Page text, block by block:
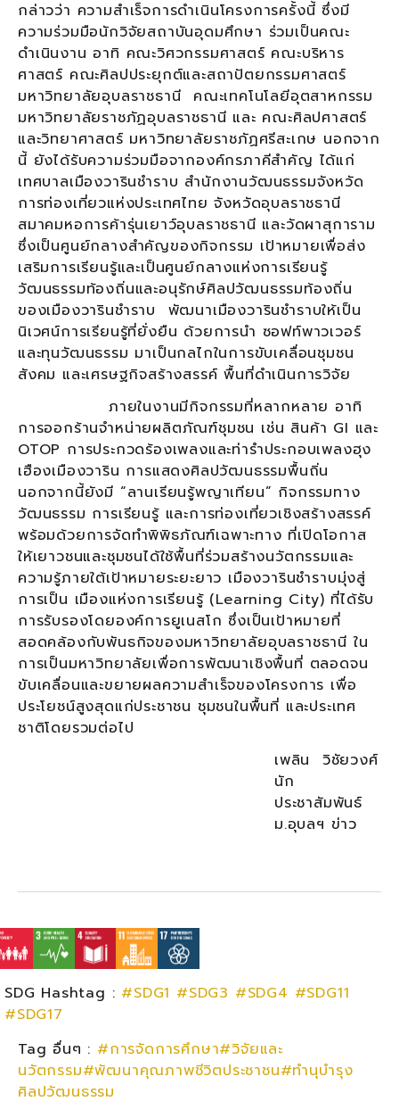
กล่าวว่า ความสำเร็จการดำเนินโครงการครั้งนี้ ซึ่งมี
ความร่วมมือนักวิจัยสถาบันอุดมศึกษา ร่วมเป็นคณะ
ดำเนินงาน อาทิ คณะวิศวกรรมศาสตร์ คณะบริหาร
ศาสตร์ คณะศิลปประยุกต์และสถาปัตยกรรมศาสตร์
มหาวิทยาลัยอุบลราชธานี คณะเทคโนโลยีอุตสาหกรรม
มหาวิทยาลัยราชภัฏอุบลราชธานี และ คณะศิลปศาสตร์
และวิทยาศาสตร์ มหาวิทยาลัยราชภัฏศรีสะเกษ นอกจาก
นี้ ยังได้รับความร่วมมือจากองค์กรภาคีสำคัญ ได้แก่
เทศบาลเมืองวารินชำราบ สำนักงานวัฒนธรรมจังหวัด
การท่องเที่ยวแห่งประเทศไทย จังหวัดอุบลราชธานี
สมาคมหอการค้ารุ่นเยาว์อุบลราชธานี และวัดผาสุการาม
ซึ่งเป็นศูนย์กลางสำคัญของกิจกรรม เป้าหมายเพื่อส่ง
เสริมการเรียนรู้และเป็นศูนย์กลางแห่งการเรียนรู้
วัฒนธรรมท้องถิ่นและอนุรักษ์ศิลปวัฒนธรรมท้องถิ่น
ของเมืองวารินชำราบ พัฒนาเมืองวารินชำราบให้เป็น
นิเวศน์การเรียนรู้ที่ยั่งยืน ด้วยการนำ ซอฟท์พาวเวอร์
และทุนวัฒนธรรม มาเป็นกลไกในการขับเคลื่อนชุมชน
สังคม และเศรษฐกิจสร้างสรรค์ พื้นที่ดำเนินการวิจัย
ภายในงานมีกิจกรรมที่หลากหลาย อาทิ
การออกร้านจำหน่ายผลิตภัณฑ์ชุมชน เช่น สินค้า GI และ
OTOP การประกวดร้องเพลงและท่ารำประกอบเพลงฮุง
เฮืองเมืองวาริน การแสดงศิลปวัฒนธรรมพื้นถิ่น
นอกจากนี้ยังมี “ลานเรียนรู้พญาเทียน” กิจกรรมทาง
วัฒนธรรม การเรียนรู้ และการท่องเที่ยวเชิงสร้างสรรค์
พร้อมด้วยการจัดทำพิพิธภัณฑ์เฉพาะทาง ที่เปิดโอกาส
ให้เยาวชนและชุมชนได้ใช้พื้นที่ร่วมสร้างนวัตกรรมและ
ความรู้ภายใต้เป้าหมายระยะยาว เมืองวารินชำราบมุ่งสู่
การเป็น เมืองแห่งการเรียนรู้ (Learning City) ที่ได้รับ
การรับรองโดยองค์การยูเนสโก ซึ่งเป็นเป้าหมายที่
สอดคล้องกับพันธกิจของมหาวิทยาลัยอุบลราชธานี ใน
การเป็นมหาวิทยาลัยเพื่อการพัฒนาเชิงพื้นที่ ตลอดจน
ขับเคลื่อนและขยายผลความสำเร็จของโครงการ เพื่อ
ประโยชน์สูงสุดแก่ประชาชน ชุมชนในพื้นที่ และประเทศ
ชาติโดยรวมต่อไป
เพลิน วิชัยวงศ์
นัก
ประชาสัมพันธ์
ม.อุบลฯ ข่าว
SDG Hashtag : #SDG1 #SDG3 #SDG4 #SDG11
#SDG17
Tag อื่นๆ : #การจัดการศึกษา#วิจัยและ
นวัตกรรม#พัฒนาคุณภาพชีวิตประชาชน#ทำนุบำรุง
ศิลปวัฒนธรรม